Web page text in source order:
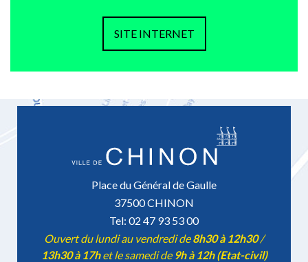
SITE INTERNET
Place du Général de Gaulle
37500 CHINON
Tel: 02 47 93 53 00
Ouvert du lundi au vendredi de8h30 à 12h30/
13h30 à 17het le samedi de 9h à 12h (Etat-civil)